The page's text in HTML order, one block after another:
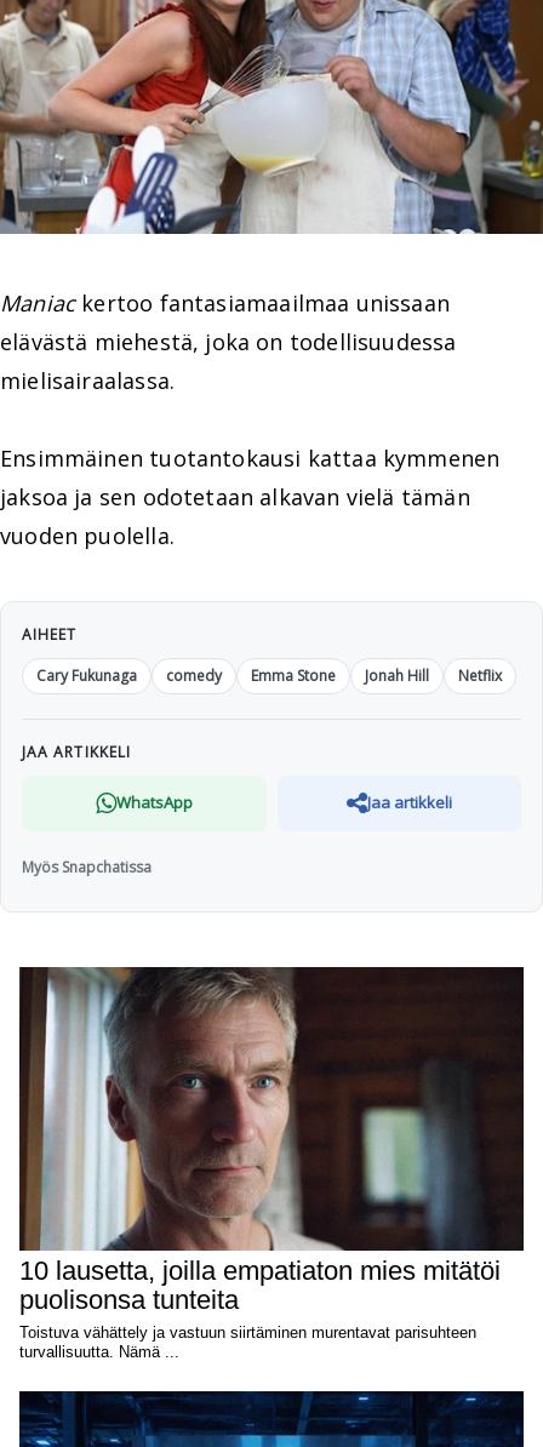
Maniackertoo fantasiamaailmaa unissaan
elävästä miehestä, joka on todellisuudessa
mielisairaalassa.
Ensimmäinen tuotantokausi kattaa kymmenen
jaksoa ja sen odotetaan alkavan vielä tämän
vuoden puolella.
AIHEET
Cary Fukunaga
comedy Emma Stone Jonah Hill Netflix
JAA ARTIKKELI
WhatsApp Jaa artikkeli
Myös Snapchatissa